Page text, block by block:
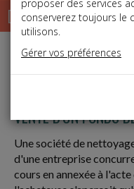
Dépêches
j
Vie des affaires
VENTE D'UN FONDS
Une société de
d'une entreprise
cours en annexée à
proposer des services
conserverez toujours le
utilisons.
Gérer vos préférences